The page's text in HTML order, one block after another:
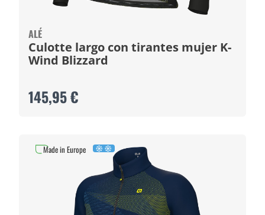
ALÉ
Culotte largo con tirantes mujer K-
Wind Blizzard
145,95 €
Made in Europe